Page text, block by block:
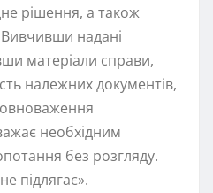
рішення, а також
надані
матеріали справи,
належних документів,
необхідним
без розгляду.
підлягає».